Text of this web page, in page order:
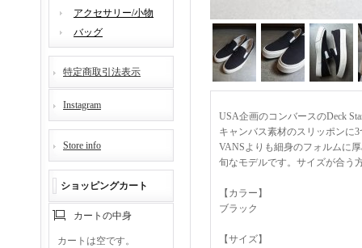
アクセサリー/小物
バッグ
特定商取引法表示
Instagram
Store info
ショッピングカート
カートの中身
カートは空です。
USA企画のコンバースのDeck
キャンバス素材のスリッポンに3
VANSよりも細身のフォルムに
旬なモデルです。サイズが合う
【カラー】
ブラック
【サイズ】